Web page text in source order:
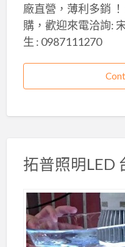
廠直營，薄利多銷
購，歡迎來電洽詢:
生 : 0987111270
拓普照明LED